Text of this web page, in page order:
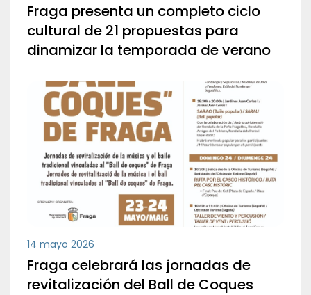
Fraga presenta un completo ciclo
cultural de 21 propuestas para
dinamizar la temporada de verano
14 mayo 2026
Fraga celebrará las jornadas de
revitalización del Ball de Coques